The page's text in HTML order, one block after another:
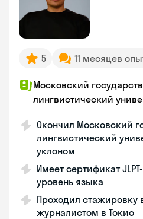
5 11 месяцев
Московский
лингвистический
Окончил Московский
лингвистический
уклоном
Имеет сертификат
уровень языка
Проходил стажировку
журналистом в Токио